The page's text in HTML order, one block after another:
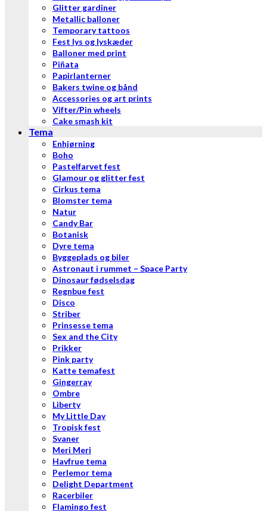
Glitter gardiner
Metallic balloner
Temporary tattoos
Fest lys og lyskæder
Balloner med print
Piñata
Papirlanterner
Bakers twine og bånd
Accessories og art prints
Vifter/Pin wheels
Cake smash kit
Tema
Enhjørning
Boho
Pastelfarvet fest
Glamour og glitter fest
Cirkus tema
Blomster tema
Natur
Candy Bar
Botanisk
Dyre tema
Byggeplads og biler
Astronaut i rummet – Space Party
Dinosaur fødselsdag
Regnbue fest
Disco
Striber
Prinsesse tema
Sex and the City
Prikker
Pink party
Katte temafest
Gingerray
Ombre
Liberty
My Little Day
Tropisk fest
Svaner
Meri Meri
Havfrue tema
Perlemor tema
Delight Department
Racerbiler
Flamingo fest